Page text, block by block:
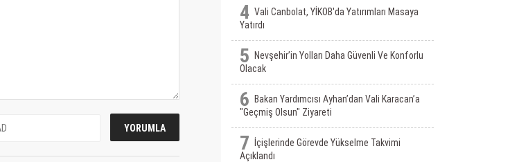
4 Vali Canbolat, YİKOB'da Yatırımları Masaya
Yatırdı
5
Nevşehir’in Yolları Daha Güvenli Ve Konforlu
Olacak
6
Bakan Yardımcısı Ayhan’dan Vali Karacan’a
"Geçmiş Olsun" Ziyareti
7
İçişlerinde Görevde Yükselme Takvimi
Açıklandı